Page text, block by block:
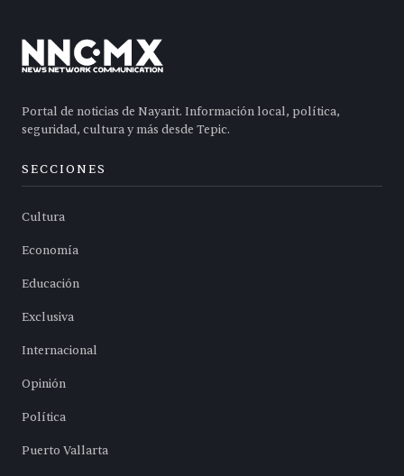
Portal de noticias de Nayarit. Información local, política,
seguridad, cultura y más desde Tepic.
SECCIONES
Cultura
Economía
Educación
Exclusiva
Internacional
Opinión
Política
Puerto Vallarta